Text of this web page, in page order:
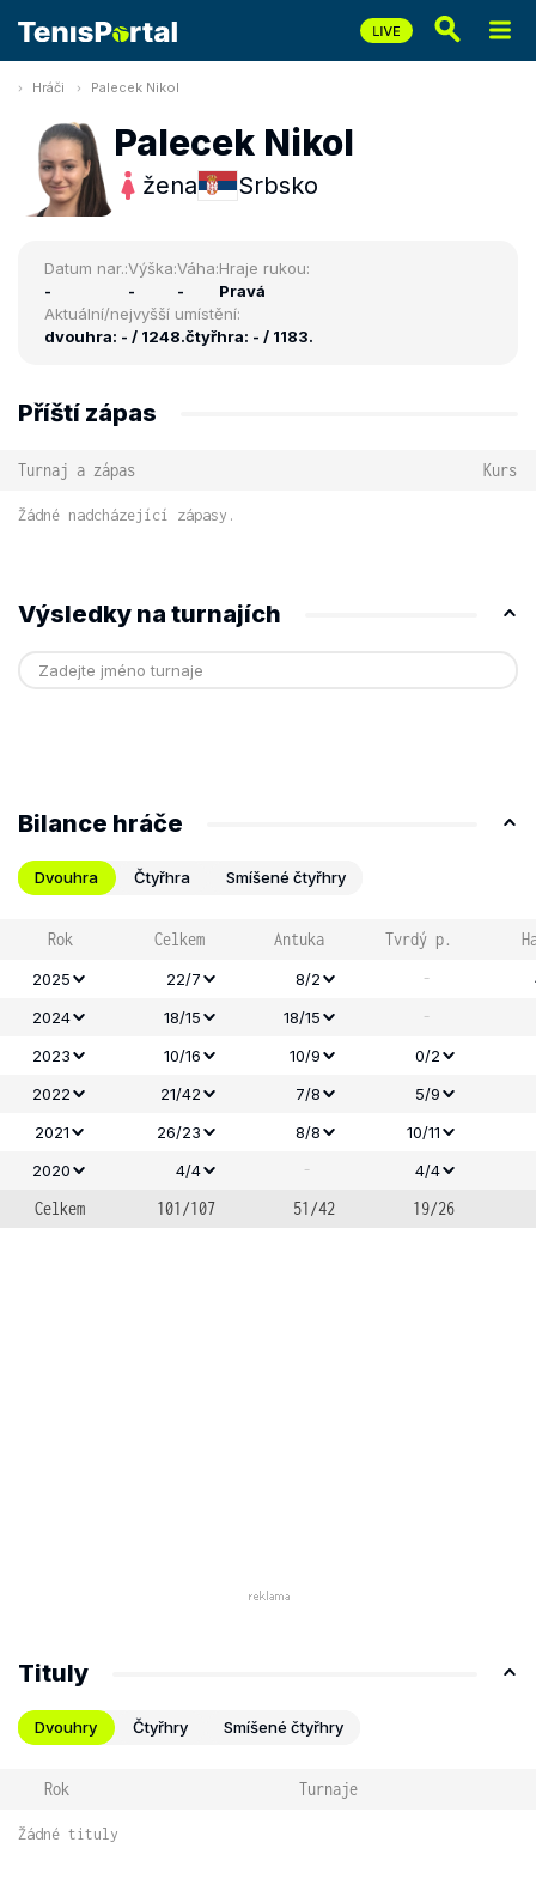
Hráči Palecek Nikol
Palecek Nikol
žena Srbsko
Datum nar.:
-
Výška:
-
Váha:
-
Hraje rukou:
Pravá
Aktuální/nejvyšší umístění:
dvouhra: - / 1248.čtyřhra: - / 1183.
Příští zápas
Turnaj a zápas Kurs
Žádné nadcházející zápasy.
Výsledky na turnajích
Bilance hráče
Dvouhra Čtyřhra Smíšené čtyřhry
Rok Celkem Antuka Tvrdý p.
2025 22/7 8/2 -
2024
18/15 18/15 -
2023 10/16 10/9
0/2
2022
21/42 7/8
5/9
2021
26/23 8/8
10/11
2020
4/4 - 4/4
Celkem 101/107 51/42 19/26
Tituly
Dvouhry Čtyřhry Smíšené čtyřhry
Rok Turnaje
Žádné tituly